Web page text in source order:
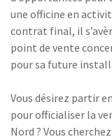
une officine en
contrat final, il
point de vente
pour sa future
Vous désirez partir
pour officialiser la
Nord ? Vous